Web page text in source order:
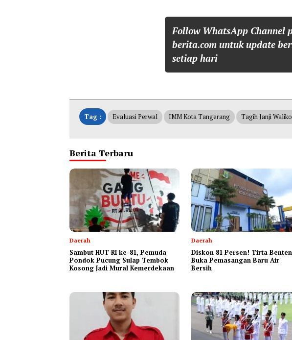
Follow WhatsApp Channel
berita.com untuk update
setiap hari
Tag : Evaluasi Perwal IMM Kota Tangerang Tagih Janji
Berita Terbaru
Daerah
Sambut HUT RI ke-81, Pemuda
Pondok Pucung Sulap Tembok
Kosong Jadi Mural Kemerdekaan
Daerah
Diskon 81 Persen! Tirta
Buka Pemasangan Baru Air
Bersih